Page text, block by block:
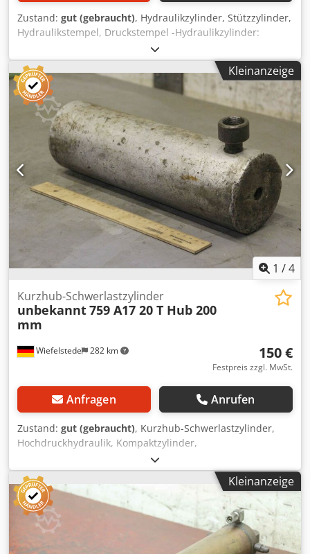
Zustand: gut (gebraucht), Hydraulikzylinder, Stützzylinder,
Hydraulikstempel, Druckstempel -Hydraulikzylinder:
einfachwirkend Hub 200 mm -Typ: leider ohne
Typbezeichnung -Kolbenstange: Ø 32 mm -Aufnahme: Ø
20 mm / Abstand: eingefahren 335 mm -Abmessungen:
390/50/H55 mm -Gewicht: 3,9 kg Dkjdpfx Asv Tkzmjfmer
Kleinanzeige
1 /4
Wiefelstede 282 km
Kurzhub-Schwerlastzylinder
unbekannt759 A17 20 T Hub 200
mm
150 €
Festpreis zzgl. MwSt.
Anfragen Anrufen
Zustand: gut (gebraucht), Kurzhub-Schwerlastzylinder,
Hochdruckhydraulik, Kompaktzylinder,
Leichtmetallzylinder, Hochdruckzylinder,
Universalzylinder, Hydraulikzylinder, Richtzylinder,
Hydraulikstempel, hydraulische Druckzylinder,
Hubzylinder -Hydraulikzylinder: Hubzylinder 759 A17 20 T -
Hubweg: 200 mm -Kolben: Ø 62 mm -Anzahl: 2x Zylinder
vorhanden -Preis:pro Stück -Abmessungen: Ø 110 x 365
mm -Gewicht: 12 kg/St. Djdjhmc Aispfx Afmekr
Kleinanzeige